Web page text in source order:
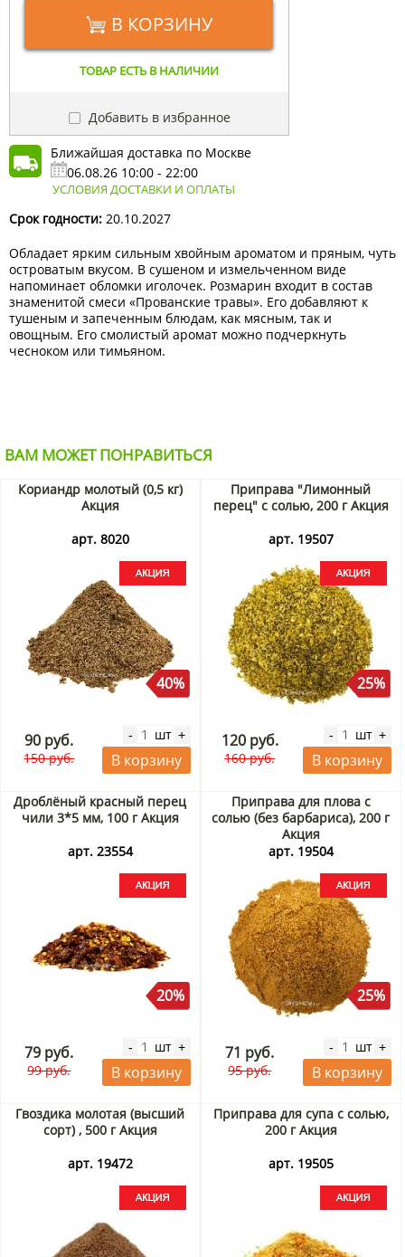
В КОРЗИНУ
ТОВАР ЕСТЬ В НАЛИЧИИ
Добавить в избранное
Ближайшая доставка по Москве
06.08.26 10:00 - 22:00
УСЛОВИЯ ДОСТАВКИ И ОПЛАТЫ
Срок годности: 20.10.2027
Обладает ярким сильным хвойным ароматом и пряным, чуть
островатым вкусом. В сушеном и измельченном виде
напоминает обломки иголочек. Розмарин входит в состав
знаменитой смеси «Прованские травы». Его добавляют к
тушеным и запеченным блюдам, как мясным, так и
овощным. Его смолистый аромат можно подчеркнуть
чесноком или тимьяном.
ВАМ МОЖЕТ ПОНРАВИТЬСЯ
Кориандр молотый (0,5 кг)
Акция
арт. 8020
40%
90 руб.
150 руб.
- шт +
В корзину
Приправа "Лимонный
перец" с солью, 200 г Акция
арт. 19507
25%
120 руб.
160 руб.
- шт +
В корзину
Дроблёный красный перец
чили 3*5 мм, 100 г Акция
арт. 23554
20%
79 руб.
99 руб.
- шт +
В корзину
Приправа для плова с
солью (без барбариса), 200 г
Акция
арт. 19504
25%
71 руб.
95 руб.
- шт +
В корзину
Гвоздика молотая (высший
сорт) , 500 г Акция
арт. 19472
Приправа для супа с солью,
200 г Акция
арт. 19505